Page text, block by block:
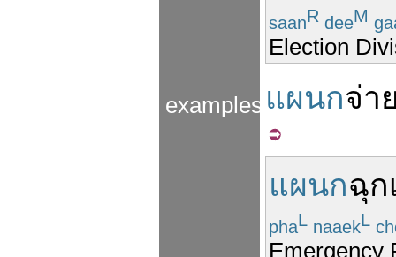
examples
saanR deeM
Election
แผนกจ่า
แผนกฉุก
phaL naaekL
Emergency